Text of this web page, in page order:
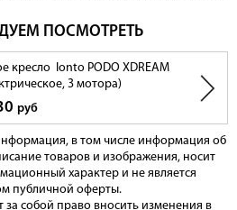
ПОСМОТРЕТЬ
кресло Ionto PODO XDREAM
3 мотора)
руб
в том числе информация об
товаров и изображения, носит
характер и не является
публичной оферты.
за собой право вносить изменения в